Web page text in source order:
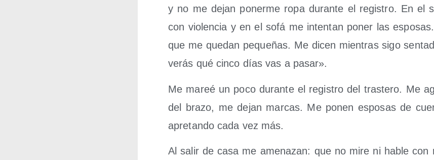
y no me dejan poner­me ropa duran­te el regis­tro. En el
con vio­len­cia y en el sofá me inten­tan poner las
que me que­dan peque­ñas. Me dicen mien­tras sigo
verás qué cin­co días vas a pasar».
Me mareé un poco duran­te el regis­tro del tras­te­ro. Me
del bra­zo, me dejan mar­cas. Me ponen espo­sas de
apre­tan­do cada vez más.
Al salir de casa me ame­na­zan: que no mire ni hable